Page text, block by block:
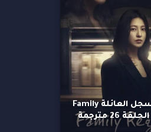
مسلسل سجل العائلة Family